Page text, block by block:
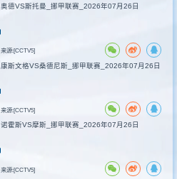
奥德VS斯托曼_挪甲联赛_2026年07月26日
来源:[CCTV5]
康斯文格VS桑德尼斯_挪甲联赛_2026年07月26日
来源:[CCTV5]
诺霍斯VS摩斯_挪甲联赛_2026年07月26日
来源:[CCTV5]